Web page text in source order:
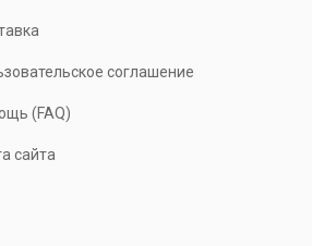
соглашение
(FAQ)
сайта